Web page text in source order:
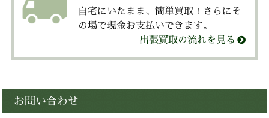
自宅にいたまま、簡単買取！さらにそ
の場で現金お支払いできます。
出張買取の流れを見る
お問い合わせ